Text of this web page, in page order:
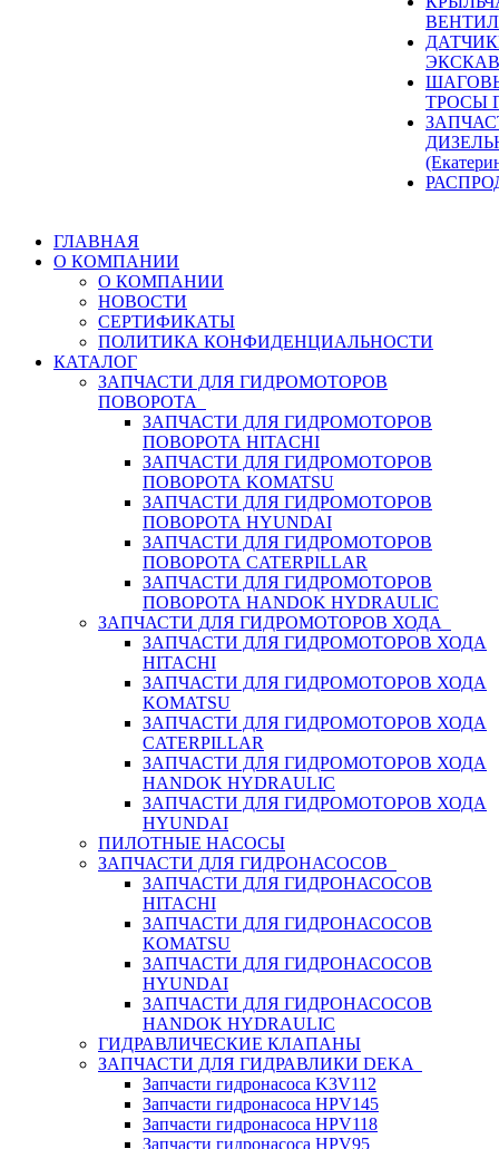
ТРОСЫ
ГЛАВНАЯ
О КОМПАНИИ
О КОМПАНИИ
НОВОСТИ
СЕРТИФИКАТЫ
ПОЛИТИКА КОНФИДЕНЦИАЛЬНОСТИ
КАТАЛОГ
ЗАПЧАСТИ ДЛЯ ГИДРОМОТОРОВ
ПОВОРОТА
ЗАПЧАСТИ ДЛЯ ГИДРОМОТОРОВ
ПОВОРОТА HITACHI
ЗАПЧАСТИ ДЛЯ ГИДРОМОТОРОВ
ПОВОРОТА KOMATSU
ЗАПЧАСТИ ДЛЯ ГИДРОМОТОРОВ
ПОВОРОТА HYUNDAI
ЗАПЧАСТИ ДЛЯ ГИДРОМОТОРОВ
ПОВОРОТА CATERPILLAR
ЗАПЧАСТИ ДЛЯ ГИДРОМОТОРОВ
ПОВОРОТА HANDOK HYDRAULIC
ЗАПЧАСТИ ДЛЯ ГИДРОМОТОРОВ ХОДА
ЗАПЧАСТИ ДЛЯ ГИДРОМОТОРОВ ХОДА
HITACHI
ЗАПЧАСТИ ДЛЯ ГИДРОМОТОРОВ ХОДА
KOMATSU
ЗАПЧАСТИ ДЛЯ ГИДРОМОТОРОВ ХОДА
CATERPILLAR
ЗАПЧАСТИ ДЛЯ ГИДРОМОТОРОВ ХОДА
HANDOK HYDRAULIC
ЗАПЧАСТИ ДЛЯ ГИДРОМОТОРОВ ХОДА
HYUNDAI
ПИЛОТНЫЕ НАСОСЫ
ЗАПЧАСТИ ДЛЯ ГИДРОНАСОСОВ
ЗАПЧАСТИ ДЛЯ ГИДРОНАСОСОВ
HITACHI
ЗАПЧАСТИ ДЛЯ ГИДРОНАСОСОВ
KOMATSU
ЗАПЧАСТИ ДЛЯ ГИДРОНАСОСОВ
HYUNDAI
ЗАПЧАСТИ ДЛЯ ГИДРОНАСОСОВ
HANDOK HYDRAULIC
ГИДРАВЛИЧЕСКИЕ КЛАПАНЫ
ЗАПЧАСТИ ДЛЯ ГИДРАВЛИКИ DEKA
Запчасти гидронасоса K3V112
Запчасти гидронасоса HPV145
Запчасти гидронасоса HPV118
Запчасти гидронасоса HPV95